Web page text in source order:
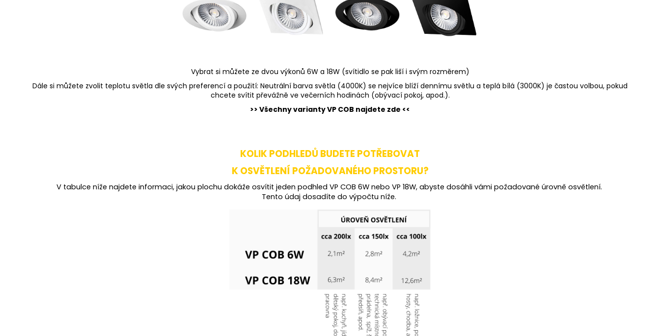
Vybrat si můžete ze dvou výkonů 6W a 18W (svítidlo se pak liší i svým rozměrem)
Dále si můžete zvolit teplotu světla dle svých preferencí a použití: Neutrální barva světla (4000K) se nejvíce blíží dennímu světlu a teplá bílá (3000K) je častou volbou, pokud
chcete svítit převážně ve večerních hodinách (obývací pokoj, apod.).
>> Všechny varianty VP COB najdete zde <<
KOLIK PODHLEDŮ BUDETE POTŘEBOVAT
K OSVĚTLENÍ POŽADOVANÉHO PROSTORU?
V tabulce níže najdete informaci, jakou plochu dokáže osvítit jeden podhled VP COB 6W nebo VP 18W, abyste dosáhli vámi požadované úrovně osvětlení.
Tento údaj dosadíte do výpočtu níže.